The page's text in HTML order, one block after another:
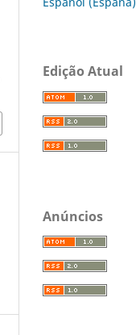
Edição Atual
Anúncios